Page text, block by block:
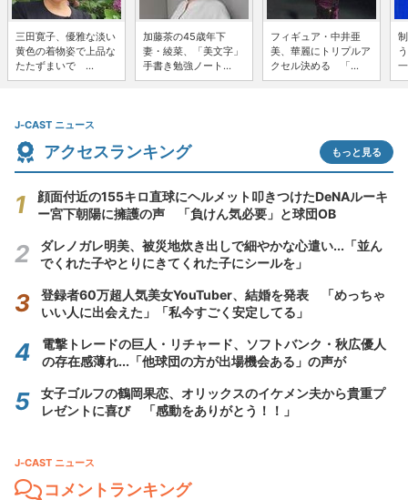
三田寛子、優雅な淡い
黄色の着物姿で上品な
たたずまいで ...
加藤茶の45歳年下
妻・綾菜、「美文字」
手書き勉強ノート...
フィギュア・中井亜
美、華麗にトリプルア
クセル決める 「...
J-CAST ニュース
アクセスランキング もっと見る
顔面付近の155キロ直球にヘルメット叩きつけたDeNAルーキ
ー宮下朝陽に擁護の声 「負けん気必要」と球団OB
ダレノガレ明美、被災地炊き出しで細やかな心遣い...「並ん
でくれた子やとりにきてくれた子にシールを」
登録者60万超人気美女YouTuber、結婚を発表 「めっちゃ
いい人に出会えた」「私今すごく安定してる」
電撃トレードの巨人・リチャード、ソフトバンク・秋広優人
の存在感薄れ...「他球団の方が出場機会ある」の声が
女子ゴルフの鶴岡果恋、オリックスのイケメン夫から貴重プ
レゼントに喜び 「感動をありがとう！！」
J-CAST ニュース
コメントランキング